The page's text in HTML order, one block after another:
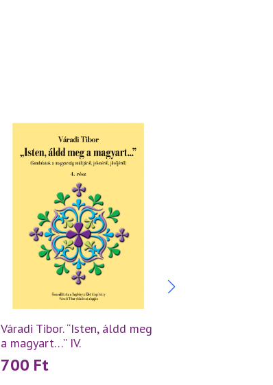
Váradi Tibor. “Isten, áldd meg
a magyart…” IV.
700 Ft